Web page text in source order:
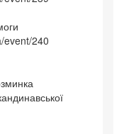
event/240